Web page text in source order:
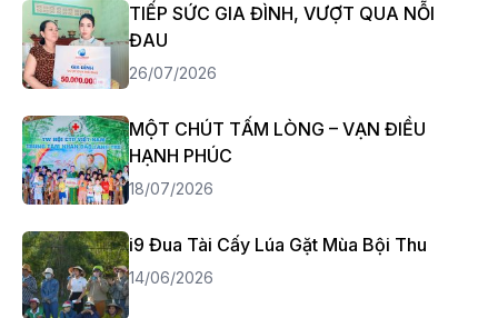
TIẾP SỨC GIA ĐÌNH, VƯỢT QUA NỖI
ĐAU
26/07/2026
MỘT CHÚT TẤM LÒNG – VẠN ĐIỀU
HẠNH PHÚC
18/07/2026
i9 Đua Tài Cấy Lúa Gặt Mùa Bội Thu
14/06/2026